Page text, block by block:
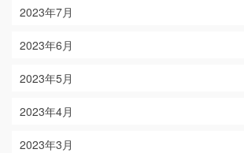
2023年7月
2023年6月
2023年5月
2023年4月
2023年3月